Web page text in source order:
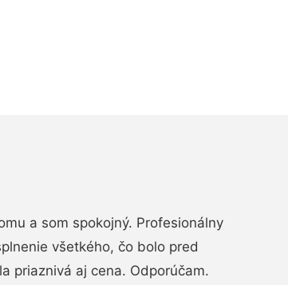
a som spokojný. Profesionálny
všetkého, čo bolo pred
priaznivá aj cena. Odporúčam.